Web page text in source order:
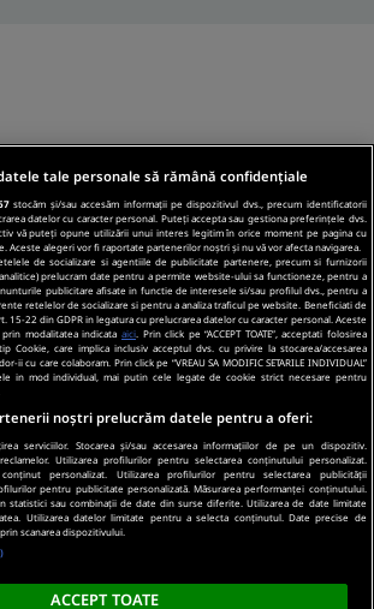
tale personale să rămână confidențiale
stocăm și/sau accesăm informații pe dispozitivul dvs., precum identificatorii
datelor cu caracter personal. Puteți accepta sau gestiona preferințele dvs.
vă puteți opune utilizării unui interes legitim în orice moment pe pagina cu
Aceste alegeri vor fi raportate partenerilor noștri și nu vă vor afecta navigarea.
de socializare si agentiile de publicitate partenere, precum si furnizorii
prelucram date pentru a permite website-ului sa functioneze, pentru a
publicitare afisate in functie de interesele si/sau profilul dvs., pentru a
retelelor de socializare si pentru a analiza traficul pe website. Beneficiati de
15-22 din GDPR in legatura cu prelucrarea datelor cu caracter personal. Aceste
modalitatea indicata aici . Prin click pe “ACCEPT TOATE”, acceptati folosirea
Cookie, care implica inclusiv acceptul dvs. cu privire la stocarea/accesarea
ii cu care colaboram. Prin click pe “VREAU SA MODIFIC SETARILE INDIVIDUAL”
in mod individual, mai putin cele legate de cookie strict necesare pentru
noștri prelucrăm datele pentru a oferi:
serviciilor. Stocarea și/sau accesarea informațiilor de pe un dispozitiv.
Utilizarea profilurilor pentru selectarea conținutului personalizat.
personalizat. Utilizarea profilurilor pentru selectarea publicității
pentru publicitate personalizată. Măsurarea performanței conținutului.
statistici sau combinații de date din surse diferite. Utilizarea de date limitate
Utilizarea datelor limitate pentru a selecta conținutul. Date precise de
scanarea dispozitivului.
ACCEPT TOATE